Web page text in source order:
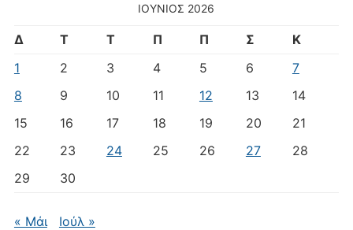
ΙΟΎΝΙΟΣ 2026
Δ Τ Τ Π Π Σ
Κ
1
2 3 4 5 6
7
8
9 10 11 12 13
14
15
16 17 18 19 20
21
22
23 24 25 26 27
28
29
30
« Μάι Ιούλ »